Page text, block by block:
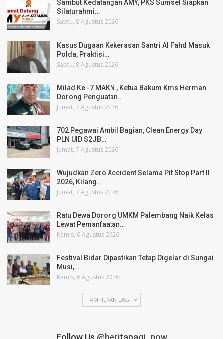
Sambut Kedatangan AMY, PKS Sumsel Siapkan
Silaturahmi…
Sabtu, 8 Agustus 2026
Kasus Dugaan Kekerasan Santri Al Fahd Masuk
Polda, Praktisi…
Sabtu, 8 Agustus 2026
Milad Ke -7 MAKN , Ketua Bakum Kms Herman
Dorong Penguatan…
Jumat, 7 Agustus 2026
702 Pegawai Ambil Bagian, Clean Energy Day
PLN UID S2JB…
Jumat, 7 Agustus 2026
Wujudkan Zero Accident Selama Pit Stop Part II
2026, Kilang…
Jumat, 7 Agustus 2026
Ratu Dewa Dorong UMKM Palembang Naik Kelas
Lewat Pemanfaatan…
Kamis, 6 Agustus 2026
Festival Bidar Dipastikan Tetap Digelar di Sungai
Musi,…
Kamis, 6 Agustus 2026
TAMPILKAN LAGI
Follow Us @beritapagi_now